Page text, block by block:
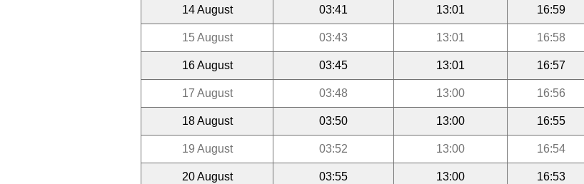
14 August 03:41 13:01 16:59
15 August 03:43 13:01 16:58
16 August 03:45 13:01 16:57
17 August 03:48 13:00 16:56
18 August 03:50 13:00 16:55
19 August 03:52 13:00 16:54
20 August 03:55 13:00 16:53